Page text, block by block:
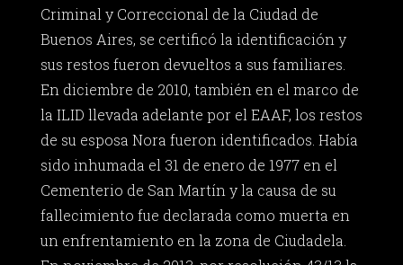
Criminal y Correccional de la Ciudad de
Buenos Aires, se certificó la identificación y
sus restos fueron devueltos a sus familiares.
En diciembre de 2010, también en el marco de
la ILID llevada adelante por el EAAF, los restos
de su esposa Nora fueron identificados. Había
sido inhumada el 31 de enero de 1977 en el
Cementerio de San Martín y la causa de su
fallecimiento fue declarada como muerta en
un enfrentamiento en la zona de Ciudadela.